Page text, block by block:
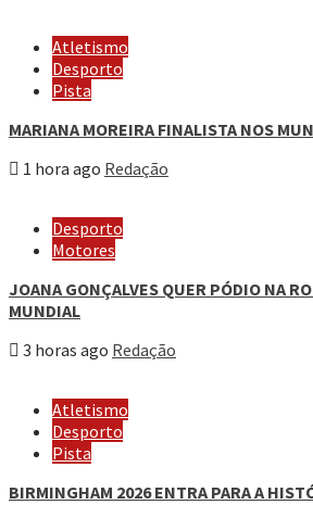
Atletismo
Desporto
Pista
MARIANA MOREIRA FINALISTA NOS
1 hora ago Redação
Desporto
Motores
JOANA GONÇALVES QUER PÓDIO NA
MUNDIAL
3 horas ago Redação
Atletismo
Desporto
Pista
BIRMINGHAM 2026 ENTRA PARA A